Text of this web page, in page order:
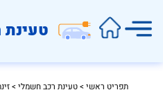
תפריט ראשי > טעינת רכב חשמלי >